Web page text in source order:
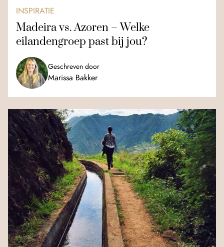
INSPIRATIE
Madeira vs. Azoren – Welke
eilandengroep past bij jou?
Geschreven door
Marissa Bakker